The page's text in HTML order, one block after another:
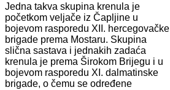
Jedna takva skupina krenula je
početkom veljače iz Čapljine u
bojevom rasporedu XII. hercegovačke
brigade prema Mostaru. Skupina
slična sastava i jednakih zadaća
krenula je prema Širokom Brijegu i u
bojevom rasporedu XI. dalmatinske
brigade, o čemu se određene